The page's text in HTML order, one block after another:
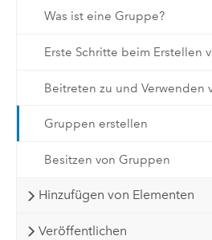
Was ist eine Gruppe?
Erste Schritte beim Erstellen
Beitreten zu und Verwenden
Gruppen erstellen
Besitzen von Gruppen
Hinzufügen von Elementen
Veröffentlichen